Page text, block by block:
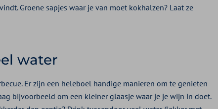
Groene sapjes waar je van moet kokhalzen? Laat ze
water
Er zijn een heleboel handige manieren om te genieten
bijvoorbeeld om een kleiner glaasje waar je je wijn in doet.